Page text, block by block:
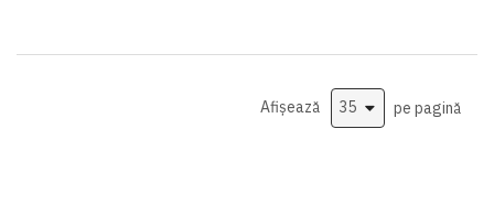
Afișează pe pagină